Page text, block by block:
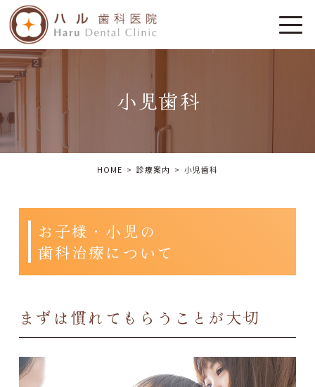
小児歯科
HOME 診療案内 小児歯科
お子様・小児の
歯科治療について
まずは慣れてもらうことが大切